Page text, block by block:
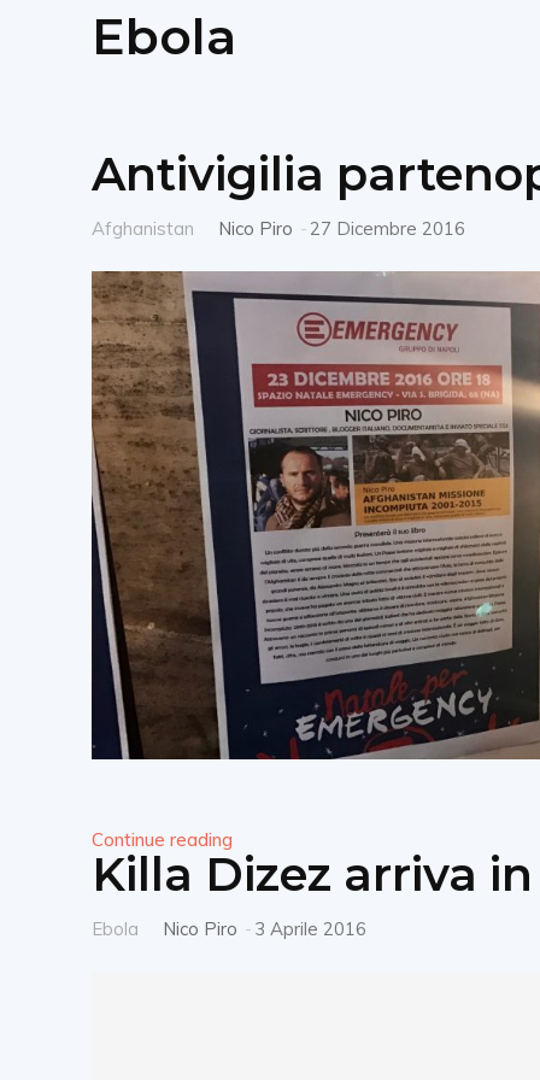
Ebola
Antivigilia
Afghanistan Nico Piro - 27 Dicembre 2016
Continue reading
Killa Dizez arriva
Ebola Nico Piro - 3 Aprile 2016